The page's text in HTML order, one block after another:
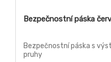
Bezpečnostní páska
Bezpečnostní páska s
pruhy